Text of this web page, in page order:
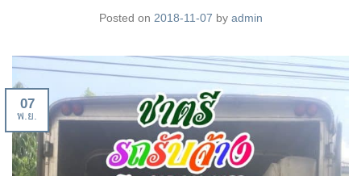
Posted on 2018-11-07 by admin
07
พ.ย.